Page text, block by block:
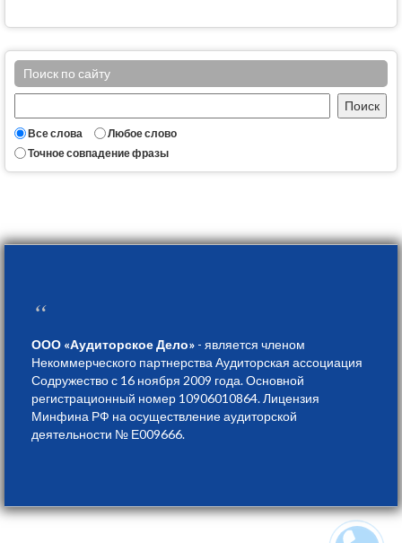
Поиск по сайту
Все слова
Любое слово
Точное совпадение фразы
“
ООО «Аудиторское Дело» - является членом
Некоммерческого партнерства Аудиторская ассоциация
Содружество с 16 ноября 2009 года. Основной
регистрационный номер 10906010864. Лицензия
Минфина РФ на осуществление аудиторской
деятельности № Е009666.